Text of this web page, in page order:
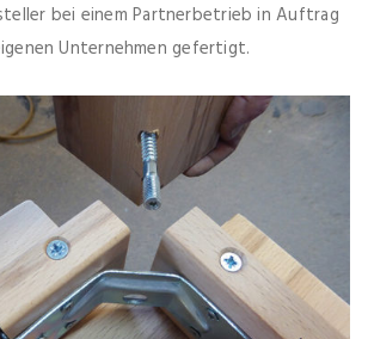
bei einem Partnerbetrieb in Auftrag
Unternehmen gefertigt.